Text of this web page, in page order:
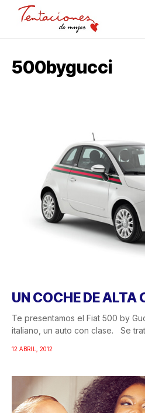
500bygucci
UN COCHE DE ALTA
Te presentamos el Fiat 500 by
italiano, un auto con clase. Se
12 ABRIL, 2012